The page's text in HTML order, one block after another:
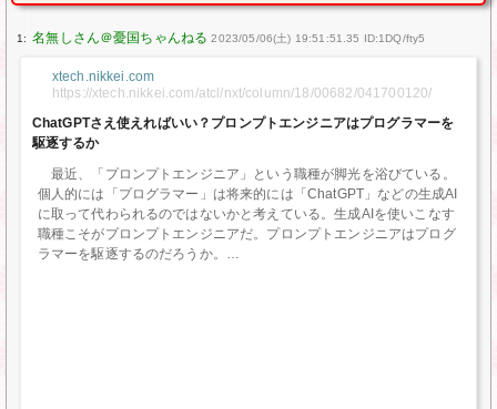
1: 2023/05/06(土) 19:51:51.35 ID:1DQ/fty5
xtech.nikkei.com
https://xtech.nikkei.com/atcl/nxt/column/18/00682/041700120/
ChatGPTさえ使えればいい？プロンプトエンジニアはプログラマーを
駆逐するか
最近、「プロンプトエンジニア」という職種が脚光を浴びている。
個人的には「プログラマー」は将来的には「ChatGPT」などの生成AI
に取って代わられるのではないかと考えている。生成AIを使いこなす
職種こそがプロンプトエンジニアだ。プロンプトエンジニアはプログ
ラマーを駆逐するのだろうか。